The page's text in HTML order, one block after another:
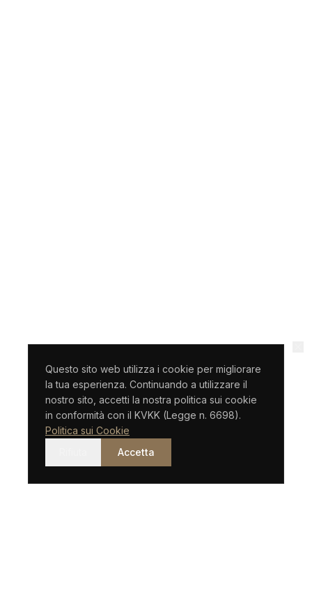
Questo sito web utilizza i cookie per migliorare
la tua esperienza. Continuando a utilizzare il
nostro sito, accetti la nostra politica sui cookie
in conformità con il KVKK (Legge n. 6698).
Politica sui Cookie
Accetta